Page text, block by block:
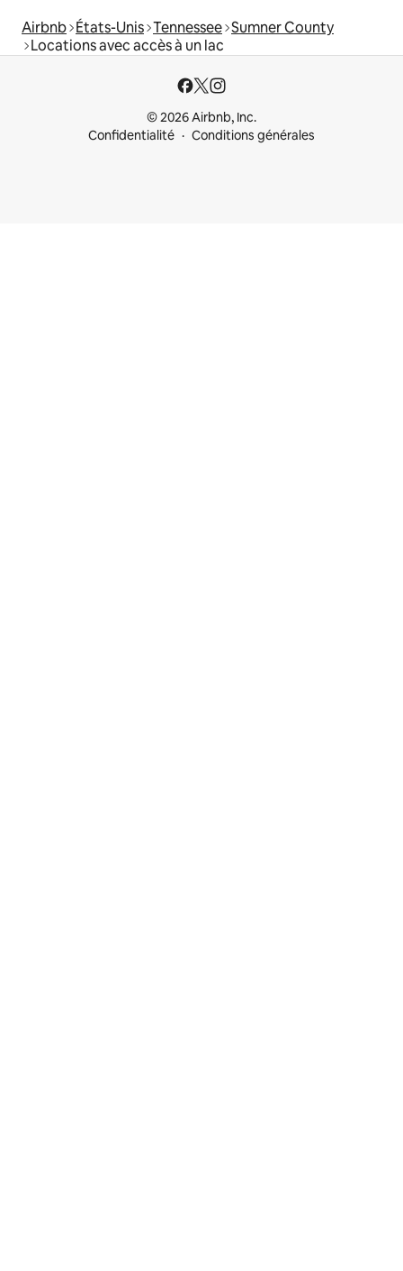
Airbnb États-Unis Tennessee Sumner County
Locations avec accès à un lac
© 2026 Airbnb, Inc.
Confidentialité
Conditions générales